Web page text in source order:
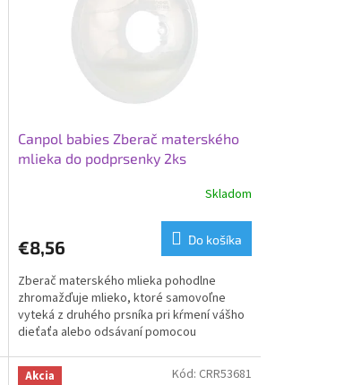
Canpol babies Zberač materského
mlieka do podprsenky 2ks
Skladom
€8,56 Do košíka
Zberač materského mlieka pohodlne
zhromažďuje mlieko, ktoré samovoľne
vyteká z druhého prsníka pri kŕmení vášho
dieťaťa alebo odsávaní pomocou
Akcia Kód: CRR53681